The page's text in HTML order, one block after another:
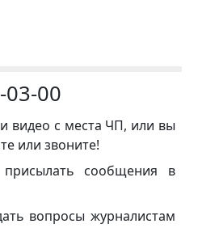
03-00
видео с места ЧП, или вы
или звоните!
сообщения в
вопросы журналистам